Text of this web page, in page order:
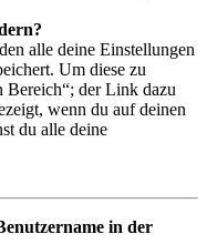
alle deine Einstellungen
Um diese zu
Bereich“; der Link dazu
wenn du auf deinen
du alle deine
in der